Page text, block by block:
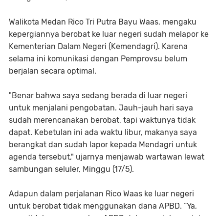
Walikota Medan Rico Tri Putra Bayu Waas, mengaku
kepergiannya berobat ke luar negeri sudah melapor ke
Kementerian Dalam Negeri (Kemendagri). Karena
selama ini komunikasi dengan Pemprovsu belum
berjalan secara optimal.
"Benar bahwa saya sedang berada di luar negeri
untuk menjalani pengobatan. Jauh-jauh hari saya
sudah merencanakan berobat, tapi waktunya tidak
dapat. Kebetulan ini ada waktu libur, makanya saya
berangkat dan sudah lapor kepada Mendagri untuk
agenda tersebut," ujarnya menjawab wartawan lewat
sambungan seluler, Minggu (17/5).
Adapun dalam perjalanan Rico Waas ke luar negeri
untuk berobat tidak menggunakan dana APBD. “Ya,